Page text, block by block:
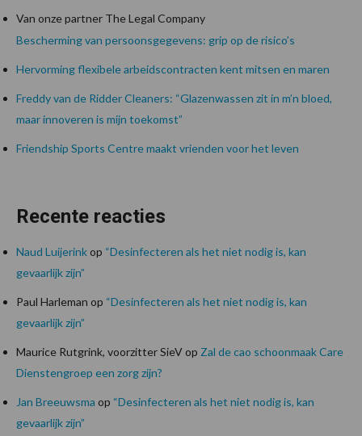
Van onze partner The Legal Company
Bescherming van persoonsgegevens: grip op de risico’s
Hervorming flexibele arbeidscontracten kent mitsen en maren
Freddy van de Ridder Cleaners: “Glazenwassen zit in m’n bloed,
maar innoveren is mijn toekomst”
Friendship Sports Centre maakt vrienden voor het leven
Recente reacties
Naud Luijerinkop “Desinfecteren als het niet nodig is, kan
gevaarlijk zijn”
Paul Harleman op “Desinfecteren als het niet nodig is, kan
gevaarlijk zijn”
Maurice Rutgrink, voorzitter SieVop Zal de cao schoonmaak Care
Dienstengroep een zorg zijn?
Jan Breeuwsma op “Desinfecteren als het niet nodig is, kan
gevaarlijk zijn”